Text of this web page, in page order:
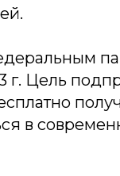
г. Цель
в